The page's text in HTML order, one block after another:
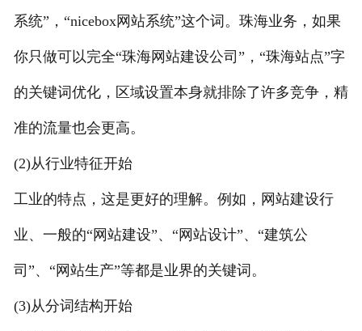
系统”，“nicebox网站系统”这个词。珠海业务，如果
你只做可以完全“珠海网站建设公司”，“珠海站点”字
的关键词优化，区域设置本身就排除了许多竞争，精
准的流量也会更高。
(2)从行业特征开始
工业的特点，这是更好的理解。例如，网站建设行
业、一般的“网站建设”、“网站设计”、“建筑公
司”、“网站生产”等都是业界的关键词。
(3)从分词结构开始